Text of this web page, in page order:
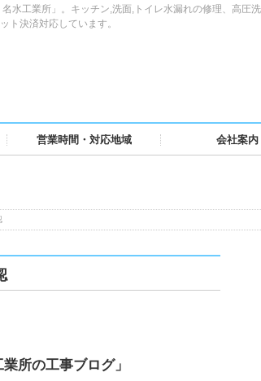
工業所」。キッチン,洗面,トイレ水漏れの修理、高圧
ト決済対応しています。
営業時間・対応地域 会社案内
所の工事ブログ」